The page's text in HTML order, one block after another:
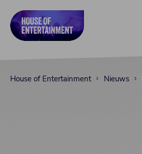
House of Entertainment Nieuws